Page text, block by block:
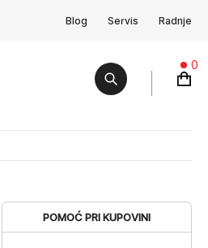
Blog Servis Radnje
0
POMOĆ PRI KUPOVINI